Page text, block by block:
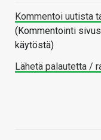
Kommentoi uutista
(Kommentointi
käytöstä)
Lähetä palautetta /